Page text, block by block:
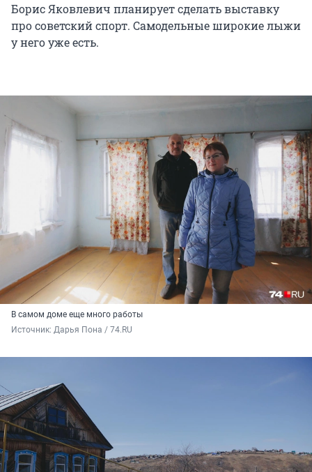
Борис Яковлевич планирует сделать выставку
про советский спорт. Самодельные широкие лыжи
у него уже есть.
В самом доме еще много работы
Источник: Дарья Пона / 74.RU